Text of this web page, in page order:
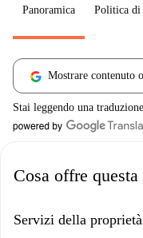
Panoramica Politica di
Mostrare contenuto
Stai leggendo una
Cosa offre
Servizi della proprietà